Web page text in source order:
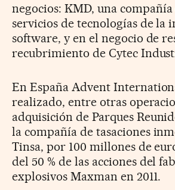
negocios: KMD, una compañía
servicios de tecnologías de la
software, y en el negocio de
recubrimiento de Cytec
En España Advent
realizado, entre otras
adquisición de Parques
la compañía de tasaciones
Tinsa, por 100 millones de
del 50 % de las acciones del
explosivos Maxman en 2011.